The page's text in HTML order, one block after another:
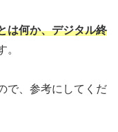
は何か、デジタル終
。
で、参考にしてくだ